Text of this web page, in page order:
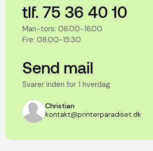
tlf. 75 36 40 10
Man-tors: 08.00-16.00
Fre: 08.00-15:30
Send mail
Svarer inden for 1 hverdag
Christian
kontakt@printerparadiset.dk